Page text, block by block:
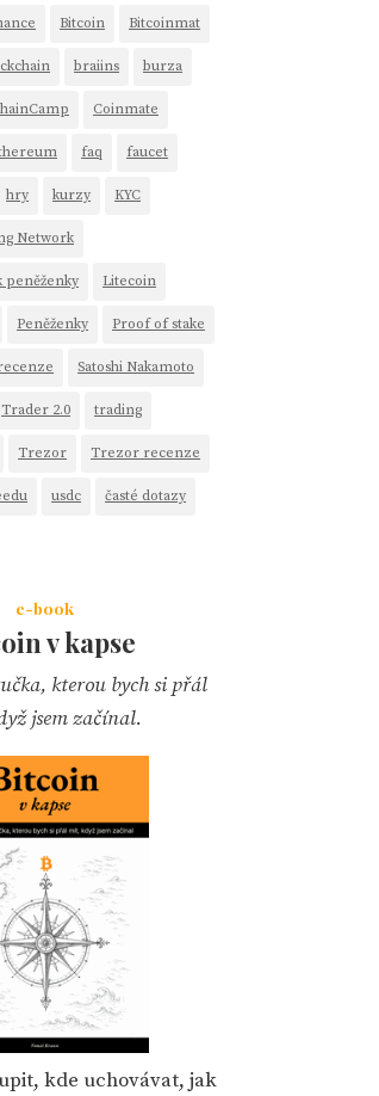
Bitcoin Bitcoinmat
braiins burza
Coinmate
faq faucet
hry kurzy KYC
Network
peněženky Litecoin
Peněženky Proof of stake
Satoshi Nakamoto
Trader 2.0 trading
Trezor Trezor recenze
usdc časté dotazy
e-book
v kapse
kterou bych si přál
jsem začínal.
kde uchovávat, jak